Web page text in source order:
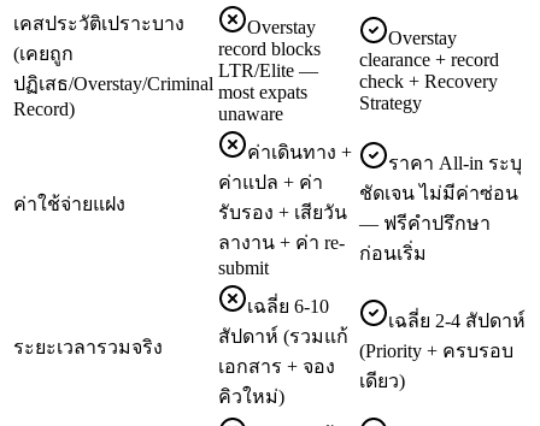
เคสประวัติเปราะบาง
(เคยถูก
ปฏิเสธ/Overstay/Criminal
Record)
Overstay
record blocks
LTR/Elite —
most expats
unaware
Overstay
clearance + record
check + Recovery
Strategy
ค่าใช้จ่ายแฝง
ค่าเดินทาง +
ค่าแปล + ค่า
รับรอง + เสียวัน
ลางาน + ค่า re-
submit
ราคา All-in ระบุ
ชัดเจน ไม่มีค่าซ่อน
— ฟรีคำปรึกษา
ก่อนเริ่ม
ระยะเวลารวมจริง
เฉลี่ย 6-10
สัปดาห์ (รวมแก้
เอกสาร + จอง
คิวใหม่)
เฉลี่ย 2-4 สัปดาห์
(Priority + ครบรอบ
เดียว)